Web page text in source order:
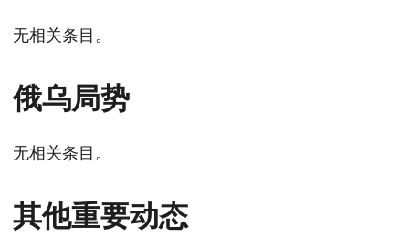
无相关条目。
俄乌局势
无相关条目。
其他重要动态